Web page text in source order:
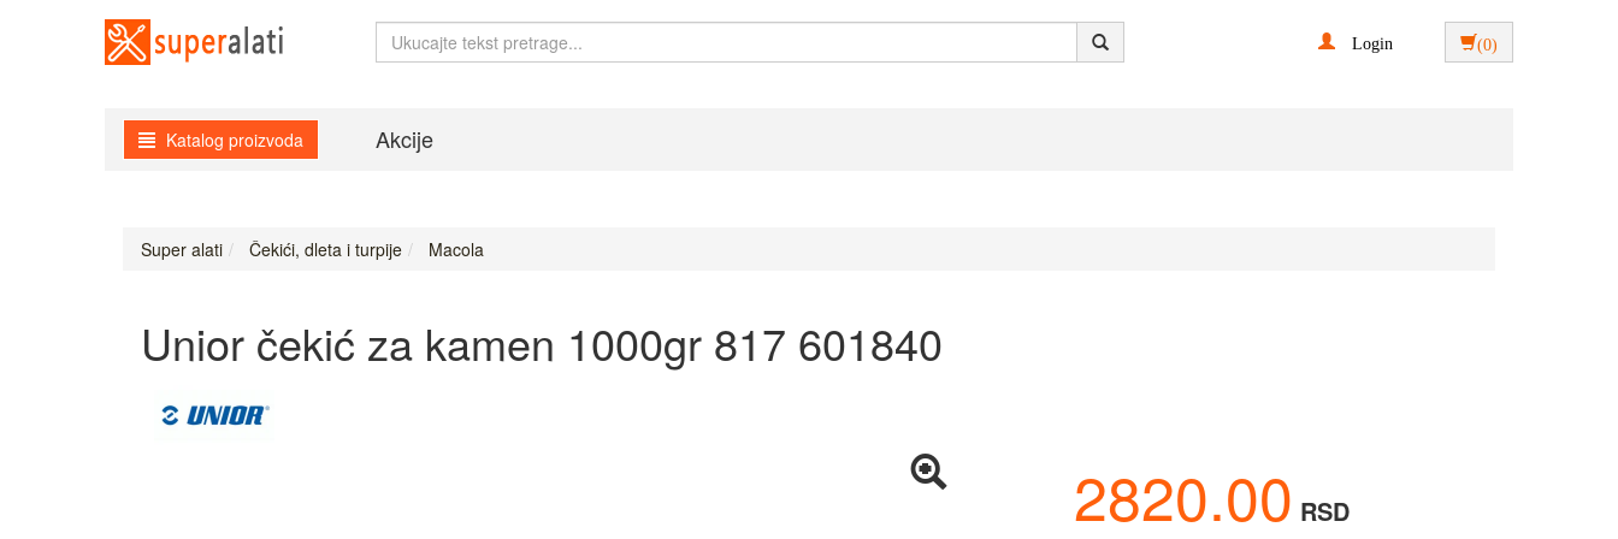
Login (0)
Katalog proizvoda Akcije
Super alati Čekići, dleta i turpije Macola
Unior čekić za kamen 1000gr 817 601840
2820.00 RSD